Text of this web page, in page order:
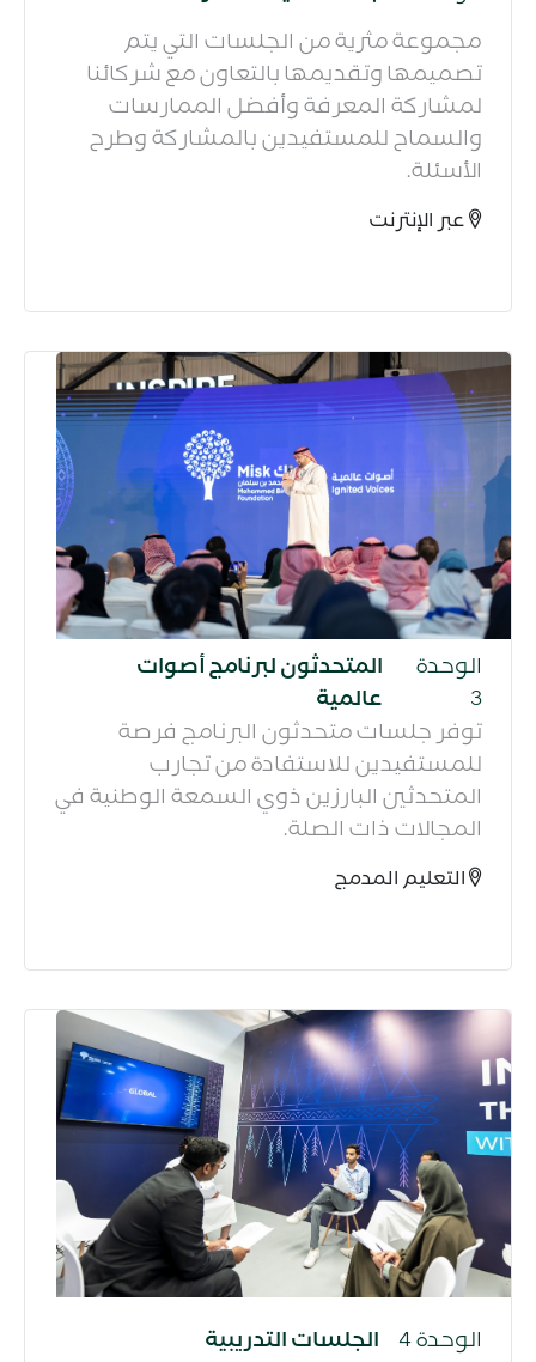
مجموعة مثرية من الجلسات التي يتم
تصميمها وتقديمها بالتعاون مع شركائنا
لمشاركة المعرفة وأفضل الممارسات
والسماح للمستفيدين بالمشاركة وطرح
الأسئلة.​
عبر الإنترنت
الوحدة
3
المتحدثون لبرنامج أصوات
عالمية
توفر جلسات متحدثون البرنامج فرصة
للمستفيدين للاستفادة من تجارب
المتحدثين البارزين ذوي السمعة الوطنية في
المجالات ذات الصلة.​
التعليم المدمج
الوحدة 4 الجلسات التدريبية